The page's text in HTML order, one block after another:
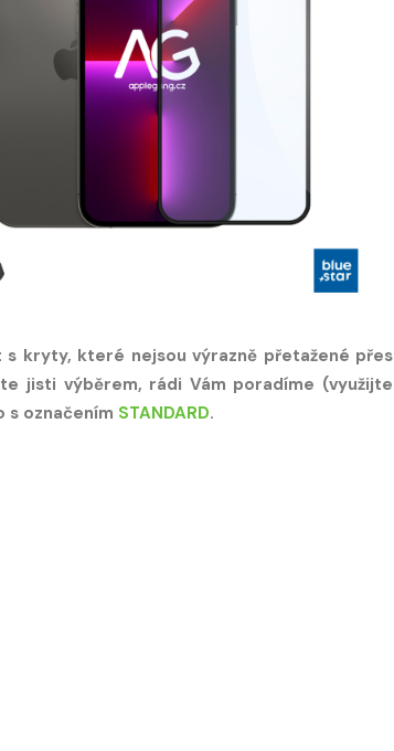
kryty, které nejsou výrazně přetažené přes
jisti výběrem, rádi Vám poradíme (využijte
označením STANDARD.